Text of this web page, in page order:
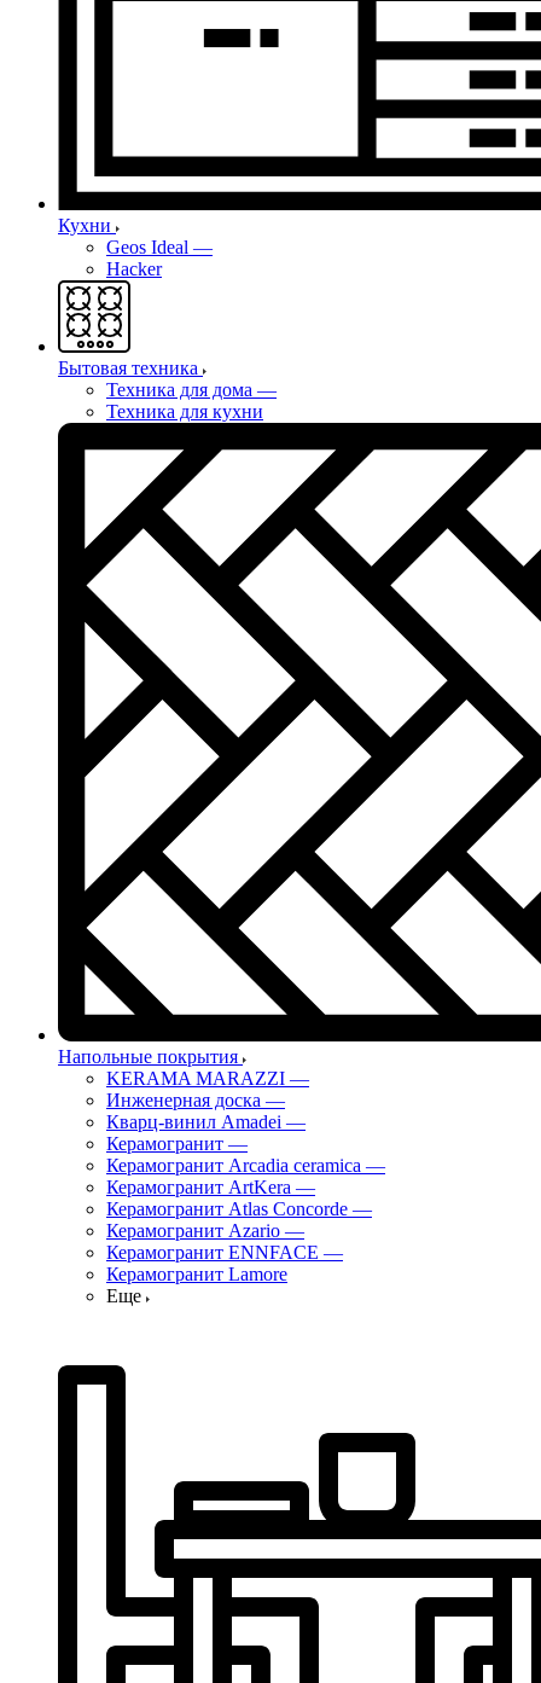
Кухни
Geos Ideal —
Hacker
Бытовая техника
Техника для дома —
Техника для кухни
Напольные покрытия
KERAMA MARAZZI —
Инженерная доска —
Кварц-винил Amadei —
Керамогранит —
Керамогранит Arcadia ceramica —
Керамогранит ArtKera —
Керамогранит Atlas Concorde —
Керамогранит Azario —
Керамогранит ENNFACE —
Керамогранит Lamore
Еще